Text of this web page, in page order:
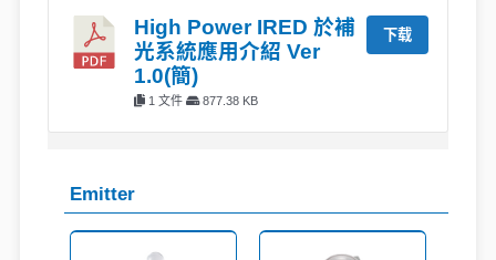
High Power IRED 於補
光系統應用介紹 Ver
1.0(簡)
1 文件 877.38 KB
下载
Emitter